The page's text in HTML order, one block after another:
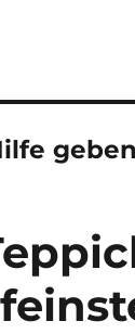
geben